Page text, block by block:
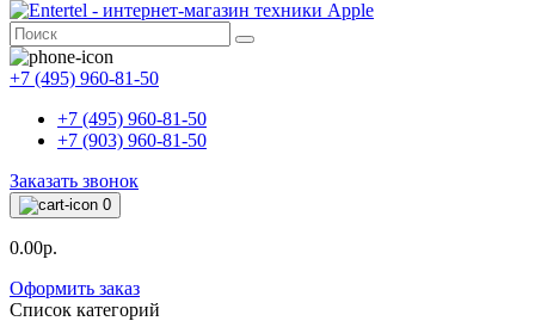
+7 (495) 960-81-50
+7 (495) 960-81-50
+7 (903) 960-81-50
Заказать звонок
0
0.00р.
Оформить заказ
Список категорий